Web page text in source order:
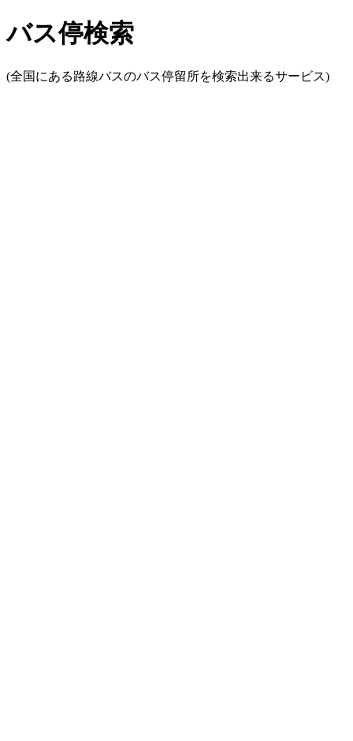
バス停検索
(全国にある路線バスのバス停留所を検索出来るサービス)